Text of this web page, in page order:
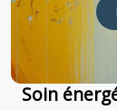
Soin